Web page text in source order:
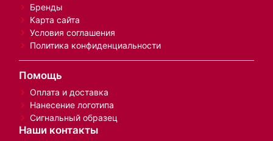
Бренды
Карта сайта
Условия соглашения
Политика конфиденциальности
Помощь
Оплата и доставка
Нанесение логотипа
Сигнальный образец
Наши контакты